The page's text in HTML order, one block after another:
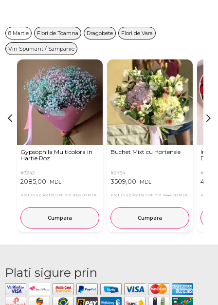
8 Martie Flori de Toamna Dragobete Flori de Vara
Vin Spumant / Sampanie
Gypsophila Multicolora in
Hartie Roz
#3242
2085,00 MDL
Pret in aplicatia OkFlora 2055,00 MDL
Cumpara
Buchet Mixt cu Hortensie
#2754
3509,00 MDL
Pret in aplicatia OkFlora 3444,00 MDL
Cumpara
Inima
#2321
Pret in
Plati sigure prin